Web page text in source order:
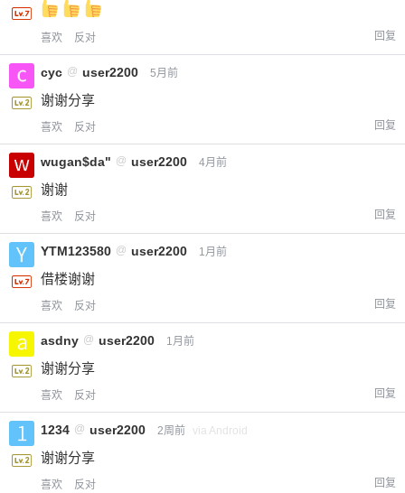
喜欢 反对 回复
cyc @ user2200 5月前
谢谢分享
喜欢 反对 回复
wugan$da" @ user2200 4月前
谢谢
喜欢 反对 回复
YTM123580 @ user2200 1月前
借楼谢谢
喜欢 反对 回复
asdny @ user2200 1月前
谢谢分享
喜欢 反对 回复
1234 @ user2200 2周前 via Android
谢谢分享
喜欢 反对 回复